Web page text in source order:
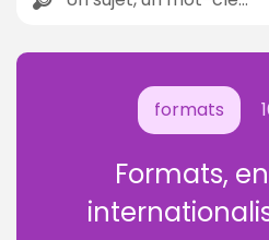
formats
Formats,